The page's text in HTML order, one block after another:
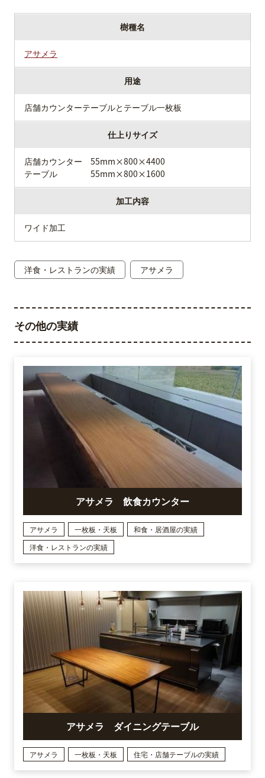
樹種名
アサメラ
用途
店舗カウンターテーブルとテーブル一枚板
仕上りサイズ
店舗カウンター 55mm×800×4400
テーブル 55mm×800×1600
加工内容
ワイド加工
洋食・レストランの実績 アサメラ
その他の実績
アサメラ 飲食カウンター
アサメラ 一枚板・天板
和食・居酒屋の実績
洋食・レストランの実績
アサメラ ダイニングテーブル
アサメラ 一枚板・天板 住宅・店舗テーブルの実績